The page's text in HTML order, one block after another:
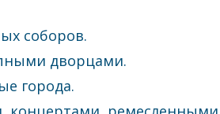
соборов.
дворцами.
города.